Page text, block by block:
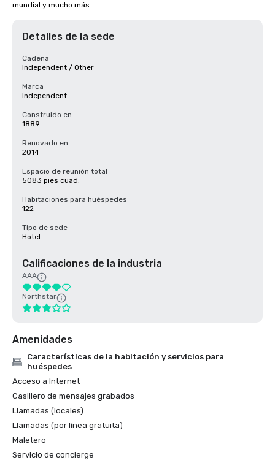
mundial y mucho más.
Detalles de la sede
Cadena
Independent / Other
Marca
Independent
Construido en
1889
Renovado en
2014
Espacio de reunión total
5083 pies cuad.
Habitaciones para huéspedes
122
Tipo de sede
Hotel
Calificaciones de la industria
AAA
Northstar
Amenidades
Características de la habitación y servicios para
huéspedes
Acceso a Internet
Casillero de mensajes grabados
Llamadas (locales)
Llamadas (por línea gratuita)
Maletero
Servicio de concierge